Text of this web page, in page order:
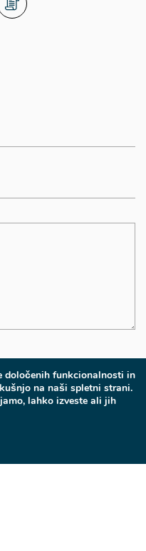
določenih funkcionalnosti in
na naši spletni strani.
lahko izveste ali jih